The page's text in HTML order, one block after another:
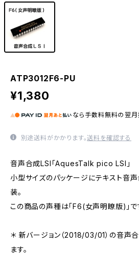
ATP3012F6-PU
¥1,380
なら 手数料無料の 翌月
別途送料がかかります。送料を確認する
音声合成LSI「AquesTalk pico LSI」
小型サイズのパッケージにテキスト音
装。
この商品の声種は「F6(女声明瞭版)」で
＊ 新バージョン（2018/03/01）の音声
ます。